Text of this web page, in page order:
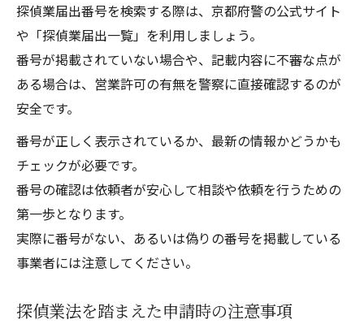
探偵業届出番号を検索する際は、京都府警の公式サイト
や「探偵業届出一覧」を利用しましょう。
番号が掲載されていない場合や、記載内容に不審な点が
ある場合は、営業許可の有無を警察に直接確認するのが
安全です。
番号が正しく表示されているか、最新の情報かどうかも
チェックが必要です。
番号の確認は依頼者が安心して相談や依頼を行うための
第一歩となります。
実際に番号がない、あるいは偽りの番号を掲載している
事業者には注意してください。
探偵業法を踏まえた申請時の注意事項